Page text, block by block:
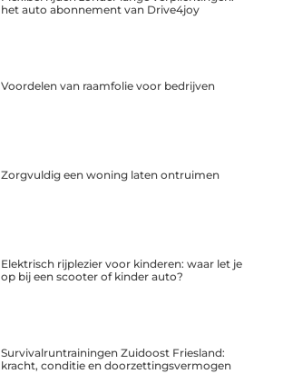
het auto abonnement van Drive4joy
Voordelen van raamfolie voor bedrijven
Zorgvuldig een woning laten ontruimen
Elektrisch rijplezier voor kinderen: waar let je
op bij een scooter of kinder auto?
Survivalruntrainingen Zuidoost Friesland:
kracht, conditie en doorzettingsvermogen